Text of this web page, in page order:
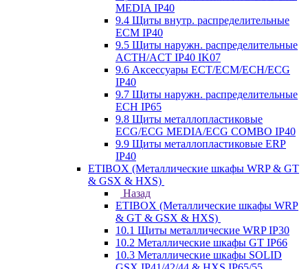
MEDIA IP40
9.4 Щиты внутр. распределительные
ECМ IP40
9.5 Щиты наружн. распределительные
ACTH/ACT IP40 IK07
9.6 Аксессуары ECT/ECM/ECH/ECG
IP40
9.7 Щиты наружн. распределительные
ECH IP65
9.8 Щиты металлопластиковые
ECG/ECG MEDIA/ECG COMBO IP40
9.9 Щиты металлопластиковые ERP
IP40
ETIBOX (Металлические шкафы WRP & GT
& GSX & HXS)
Назад
ETIBOX (Металлические шкафы WRP
& GT & GSX & HXS)
10.1 Щиты металлические WRP IP30
10.2 Металлические шкафы GT IP66
10.3 Металлические шкафы SOLID